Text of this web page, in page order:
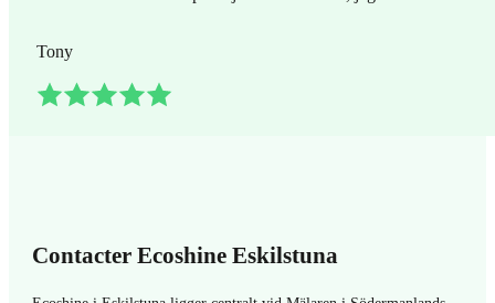
Tony
Contacter Ecoshine Eskilstuna